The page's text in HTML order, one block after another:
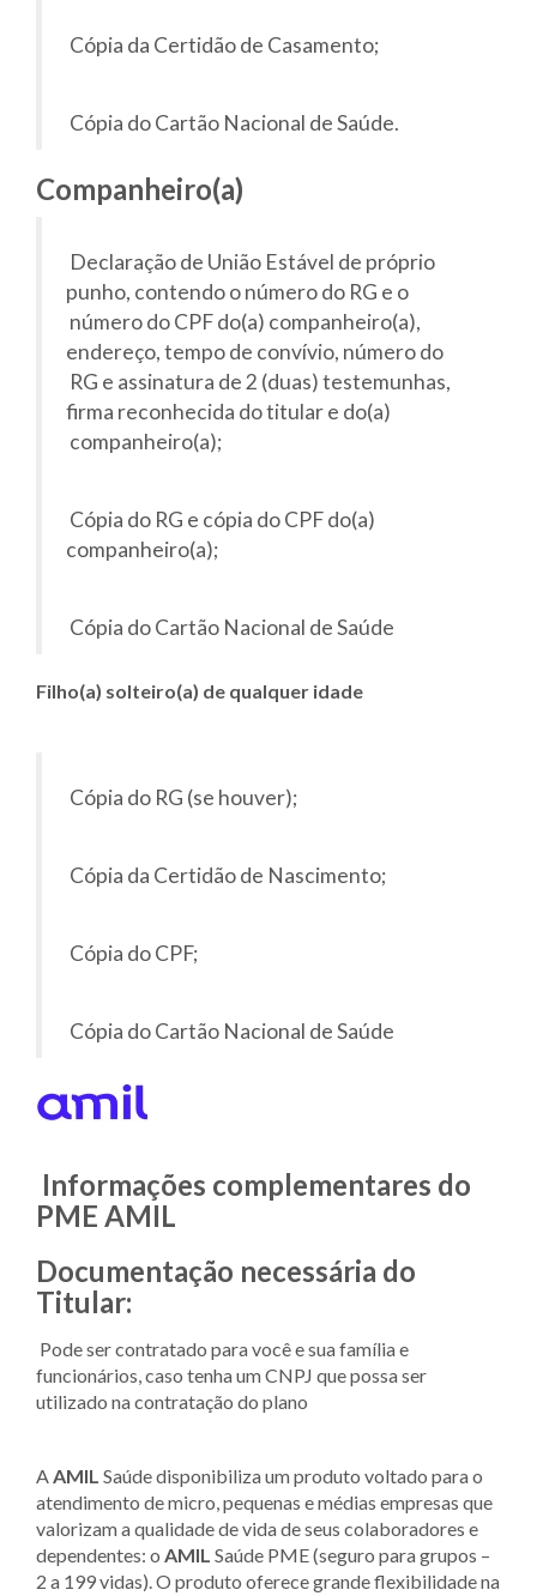
Cópia da Certidão de Casamento;
Cópia do Cartão Nacional de Saúde.
Companheiro(a)
Declaração de União Estável de próprio
punho, contendo o número do RG e o
número do CPF do(a) companheiro(a),
endereço, tempo de convívio, número do
RG e assinatura de 2 (duas) testemunhas,
firma reconhecida do titular e do(a)
companheiro(a);
Cópia do RG e cópia do CPF do(a)
companheiro(a);
Cópia do Cartão Nacional de Saúde
Filho(a) solteiro(a) de qualquer idade
Cópia do RG (se houver);
Cópia da Certidão de Nascimento;
Cópia do CPF;
Cópia do Cartão Nacional de Saúde
Informações complementares do
PME AMIL
Documentação necessária do
Titular:
Pode ser contratado para você e sua família e
funcionários, caso tenha um CNPJ que possa ser
utilizado na contratação do plano
A AMIL Saúde disponibiliza um produto voltado para o
atendimento de micro, pequenas e médias empresas que
valorizam a qualidade de vida de seus colaboradores e
dependentes: o AMIL Saúde PME (seguro para grupos –
2 a 199 vidas). O produto oferece grande flexibilidade na